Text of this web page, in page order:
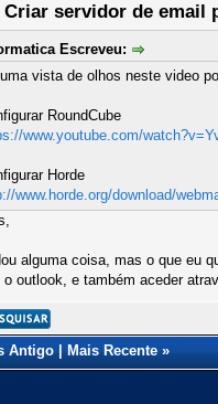
Criar servidor de email
Escreveu:
vista de olhos neste video
RoundCube
www.youtube.com/
Horde
www.horde.org/download/
alguma coisa, mas o que eu
o outlook, e também aceder
Antigo|Mais Recente»